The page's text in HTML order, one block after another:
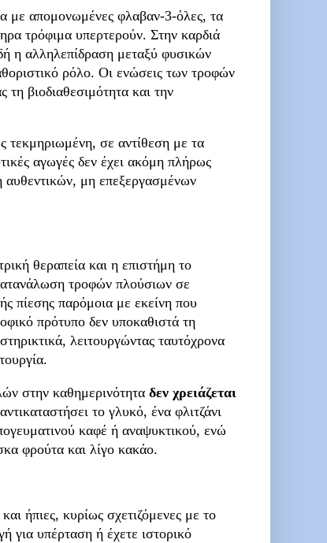
με απομονωμένες φλαβαν-3-όλες, τα
τρόφιμα υπερτερούν. Στην καρδιά
η αλληλεπίδραση μεταξύ φυσικών
ρόλο. Οι ενώσεις των τροφών
βιοδιαθεσιμότητα και την
σε αντίθεση με τα
αγωγές δεν έχει ακόμη πλήρως
αυθεντικών, μη επεξεργασμένων
θεραπεία και η επιστήμη το
τροφών πλούσιων σε
πίεσης παρόμοια με εκείνη που
πρότυπο δεν υποκαθιστά τη
λειτουργώντας ταυτόχρονα
στην καθημερινότητα δεν χρειάζεται
το γλυκό, ένα φλιτζάνι
καφέ ή αναψυκτικού, ενώ
φρούτα και λίγο κακάο.
ήπιες, κυρίως σχετιζόμενες με το
για υπέρταση ή έχετε ιστορικό